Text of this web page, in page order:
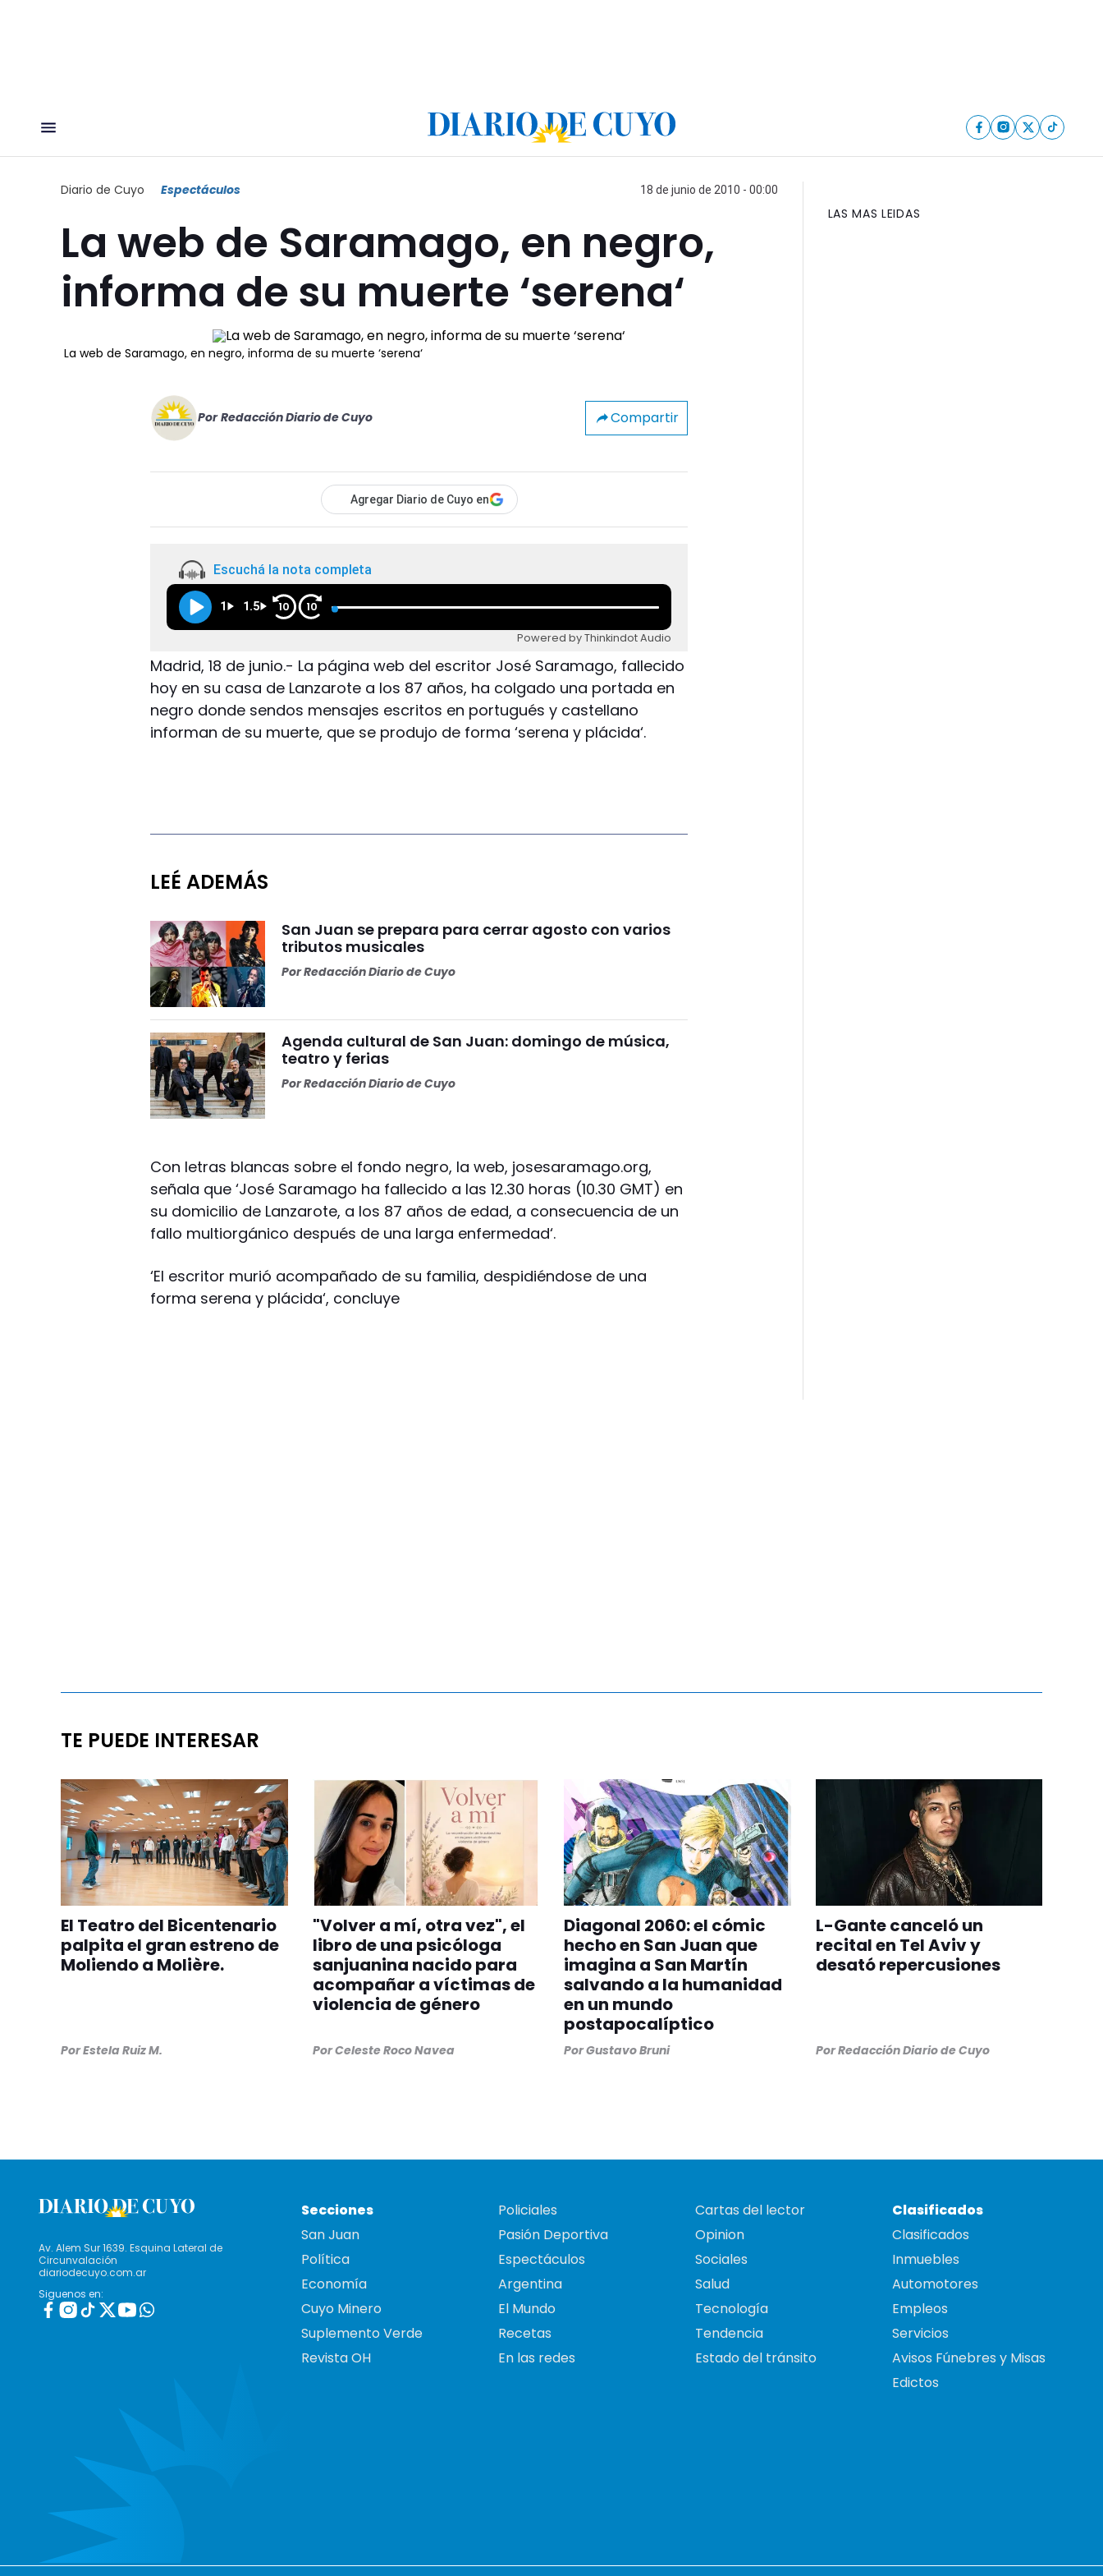
Diario de Cuyo Espectáculos 18 de junio de 2010 - 00:00
La web de Saramago, en negro,
informa de su muerte ‘serena‘
La web de Saramago, en negro, informa de su muerte ‘serena‘
Por Redacción Diario de Cuyo Compartir
Agregar Diario de Cuyo en
Escuchá la nota completa
1 1.5 10 10
Powered by Thinkindot Audio
Madrid, 18 de junio.- La página web del escritor José Saramago, fallecido
hoy en su casa de Lanzarote a los 87 años, ha colgado una portada en
negro donde sendos mensajes escritos en portugués y castellano
informan de su muerte, que se produjo de forma ‘serena y plácida‘.
LEÉ ADEMÁS
San Juan se prepara para cerrar agosto con varios
tributos musicales
PorRedacción Diario de Cuyo
Agenda cultural de San Juan: domingo de música,
teatro y ferias
PorRedacción Diario de Cuyo
Con letras blancas sobre el fondo negro, la web, josesaramago.org,
señala que ‘José Saramago ha fallecido a las 12.30 horas (10.30 GMT) en
su domicilio de Lanzarote, a los 87 años de edad, a consecuencia de un
fallo multiorgánico después de una larga enfermedad‘.
‘El escritor murió acompañado de su familia, despidiéndose de una
forma serena y plácida‘, concluye
LAS MAS LEIDAS
TE PUEDE INTERESAR
El Teatro del Bicentenario
palpita el gran estreno de
Moliendo a Molière.
PorEstela Ruiz M.
"Volver a mí, otra vez", el
libro de una psicóloga
sanjuanina nacido para
acompañar a víctimas de
violencia de género
PorCeleste Roco Navea
Diagonal 2060: el cómic
hecho en San Juan que
imagina a San Martín
salvando a la humanidad
en un mundo
postapocalíptico
PorGustavo Bruni
L-Gante canceló un
recital en Tel Aviv y
desató repercusiones
PorRedacción Diario de Cuyo
Av. Alem Sur 1639. Esquina Lateral de
Circunvalación
diariodecuyo.com.ar
Siguenos en:
Secciones
San Juan
Política
Economía
Cuyo Minero
Suplemento Verde
Revista OH
Policiales
Pasión Deportiva
Espectáculos
Argentina
El Mundo
Recetas
En las redes
Cartas del lector
Opinion
Sociales
Salud
Tecnología
Tendencia
Estado del tránsito
Clasificados
Clasificados
Inmuebles
Automotores
Empleos
Servicios
Avisos Fúnebres y Misas
Edictos